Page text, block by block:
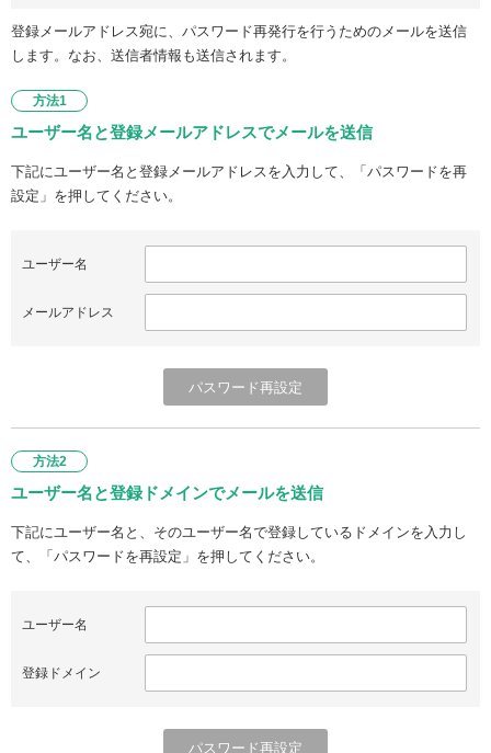
登録メールアドレス宛に、パスワード再発行を行うためのメールを送信
します。なお、送信者情報も送信されます。
方法1
ユーザー名と登録メールアドレスでメールを送信
下記にユーザー名と登録メールアドレスを入力して、「パスワードを再
設定」を押してください。
ユーザー名
メールアドレス
方法2
ユーザー名と登録ドメインでメールを送信
下記にユーザー名と、そのユーザー名で登録しているドメインを入力し
て、「パスワードを再設定」を押してください。
ユーザー名
登録ドメイン